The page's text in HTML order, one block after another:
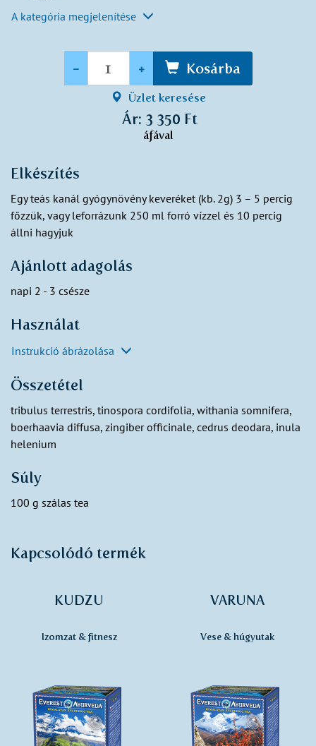
A kategória megjelenítése
- + Kosárba
Üzlet keresése
Ár: 3 350 Ft
áfával
Elkészítés
Egy teás kanál gyógynövény keveréket (kb. 2g) 3 – 5 percig
főzzük, vagy leforrázunk 250 ml forró vízzel és 10 percig
állni hagyjuk
Ajánlott adagolás
napi 2 - 3 csésze
Használat
Instrukció ábrázolása
Összetétel
tribulus terrestris, tinospora cordifolia, withania somnifera,
boerhaavia diffusa, zingiber officinale, cedrus deodara, inula
helenium
Súly
100 g szálas tea
Kapcsolódó termék
KUDZU
Izomzat & fitnesz
VARUNA
Vese & húgyutak